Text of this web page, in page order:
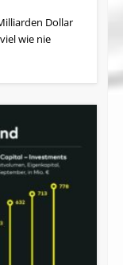
Dollar
wie nie